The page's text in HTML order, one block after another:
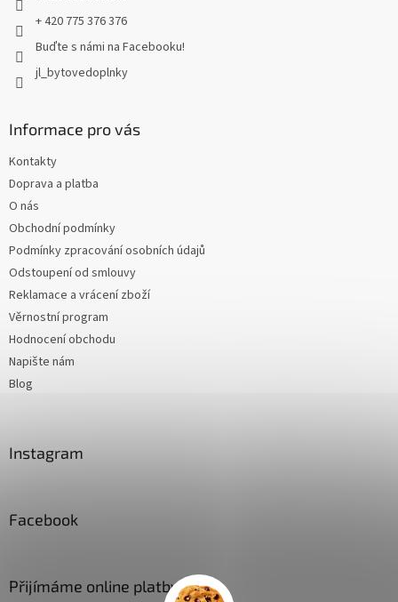
+ 420 775 376 376
Buďte s námi na Facebooku!
jl_bytovedoplnky
Informace pro vás
Kontakty
Doprava a platba
O nás
Obchodní podmínky
Podmínky zpracování osobních údajů
Odstoupení od smlouvy
Reklamace a vrácení zboží
Věrnostní program
Hodnocení obchodu
Napište nám
Blog
Instagram
Facebook
Přijímáme online platby